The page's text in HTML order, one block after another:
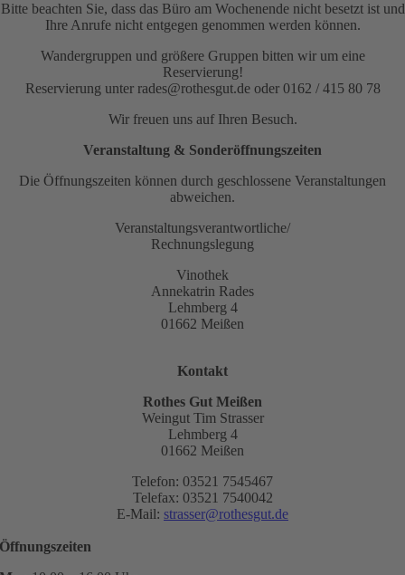
Bitte beachten Sie, dass das Büro am Wochenende nicht besetzt ist und
Ihre Anrufe nicht entgegen genommen werden können.
Wandergruppen und größere Gruppen bitten wir um eine
Reservierung!
Reservierung unter rades@rothesgut.de oder 0162 / 415 80 78
Wir freuen uns auf Ihren Besuch.
Veranstaltung & Sonderöffnungszeiten
Die Öffnungszeiten können durch geschlossene Veranstaltungen
abweichen.
Veranstaltungsverantwortliche/
Rechnungslegung
Vinothek
Annekatrin Rades
Lehmberg 4
01662 Meißen
Kontakt
Rothes Gut Meißen
Weingut Tim Strasser
Lehmberg 4
01662 Meißen
Telefon: 03521 7545467
Telefax: 03521 7540042
E-Mail: strasser@rothesgut.de
Öffnungszeiten